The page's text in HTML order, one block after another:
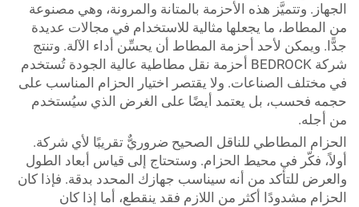
الجهاز. وتتميَّز هذه الأحزمة بالمتانة والمرونة، وهي مصنوعة
من المطاط، ما يجعلها مثالية للاستخدام في مجالات عديدة
جدًّا. ويمكن لأحد أحزمة المطاط أن يحسِّن أداء الآلة. وتنتج
شركة BEDROCK أحزمة نقل مطاطية عالية الجودة تُستخدم
في مختلف الصناعات. ولا يقتصر اختيار الحزام المناسب على
حجمه فحسب، بل يعتمد أيضًا على الغرض الذي سيُستخدم
من أجله.
الحزام المطاطي للناقل الصحيح ضروريٌّ تقريبًا لأي شركة.
أولاً، فكّر في محيط الحزام. وستحتاج إلى قياس أبعاد الطول
والعرض للتأكد من أنه سيناسب جهازك المحدد بدقة. فإذا كان
الحزام مشدودًا أكثر من اللازم فقد ينقطع، أما إذا كان